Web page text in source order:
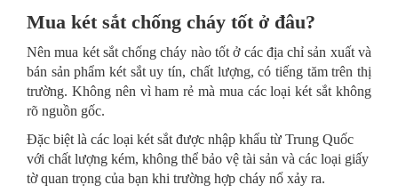
Mua két sắt chống cháy tốt ở đâu?
Nên mua két sắt chống cháy nào tốt ở các địa chỉ sản xuất và
bán sản phẩm két sắt uy tín, chất lượng, có tiếng tăm trên thị
trường. Không nên vì ham rẻ mà mua các loại két sắt không
rõ nguồn gốc.
Đặc biệt là các loại két sắt được nhập khẩu từ Trung Quốc
với chất lượng kém, không thể bảo vệ tài sản và các loại giấy
tờ quan trọng của bạn khi trường hợp cháy nổ xảy ra.